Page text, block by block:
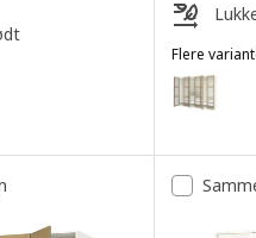
TONSTAD,
Flere
PAX /
Mulighed: